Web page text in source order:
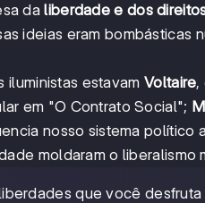
daliberdade e dos
ideias eram
iluministas estavam Voltaire,
em "O Contrato Social";
nosso sistema político
moldaram o liberalismo
que você